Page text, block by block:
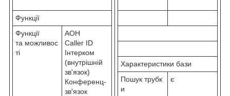
Функції
Функції
та можливос
ті
АОН
Caller ID
Інтерком
(внутрішній
зв'язок)
Конференц-
зв'язок
Характеристики бази
Пошук трубк
и
є